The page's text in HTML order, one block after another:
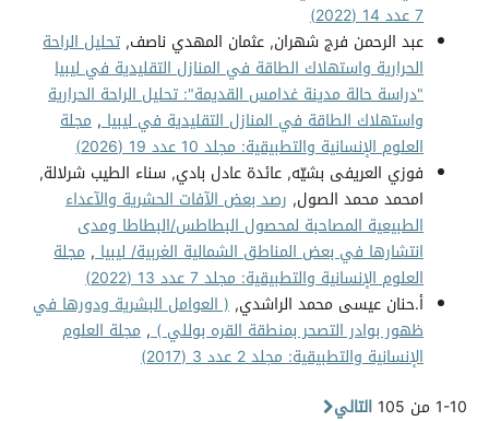
7 عدد 14 (2022)
عبد الرحمن فرج شهران, عثمان المهدي ناصف, تحليل الراحة
الحرارية واستهلاك الطاقة في المنازل التقليدية في ليبيا
"دراسة حالة مدينة غدامس القديمة": تحليل الراحة الحرارية
واستهلاك الطاقة في المنازل التقليدية في ليبيا, مجلة
العلوم الإنسانية والتطبيقية: مجلد 10 عدد 19 (2026)
فوزي العريفى بشيّه, عائدة عادل بادي, سناء الطيب شرلالة,
امحمد محمد الصول, رصد بعض الآفات الحشرية والآعداء
الطبيعية المصاحبة لمحصول البطاطس/البطاطا ومدى
انتشارها في بعض المناطق الشمالية الغربية/ ليبيا, مجلة
العلوم الإنسانية والتطبيقية: مجلد 7 عدد 13 (2022)
أ.حنان عيسى محمد الراشدي, ( العوامل البشرية ودورها في
ظهور بوادر التصحر بمنطقة القره بوللي ), مجلة العلوم
الإنسانية والتطبيقية: مجلد 2 عدد 3 (2017)
1-10 من 105
التالي